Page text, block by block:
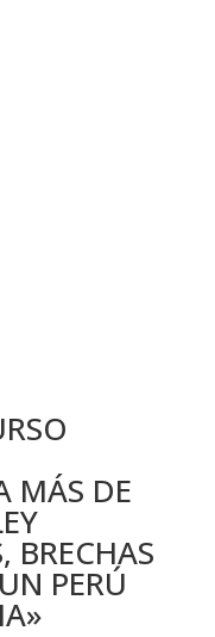
MÁS DE
BRECHAS
PERÚ